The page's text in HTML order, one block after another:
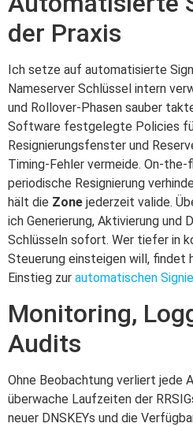
der Praxis
Ich setze auf automatisierte
Nameserver Schlüssel intern
und Rollover-Phasen sauber
Software festgelegte Policies
Resignierungsfenster und
Timing-Fehler vermeide. On-the-
periodische Resignierung
hält die Zone jederzeit valide.
ich Generierung, Aktivierung und
Schlüsseln sofort. Wer tiefer in
Steuerung einsteigen will, findet
Einstieg zur automatischen
Monitoring,
Audits
Ohne Beobachtung verliert jede
überwache Laufzeiten der
neuer DNSKEYs und die